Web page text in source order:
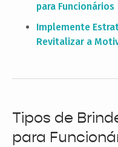
para Funcionários
Implemente
Revitalizar a
Tipos de
para